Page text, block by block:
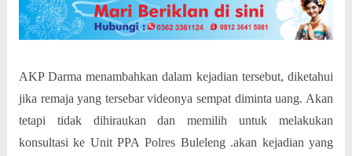
AKP Darma menambahkan dalam kejadian tersebut, diketahui
jika remaja yang tersebar videonya sempat diminta uang. Akan
tetapi tidak dihiraukan dan memilih untuk melakukan
konsultasi ke Unit PPA Polres Buleleng .akan kejadian yang